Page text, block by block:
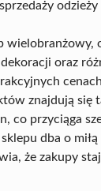
wielobranżowy,
oraz
znajdują się
co przyciąga
dba o miłą
że zakupy